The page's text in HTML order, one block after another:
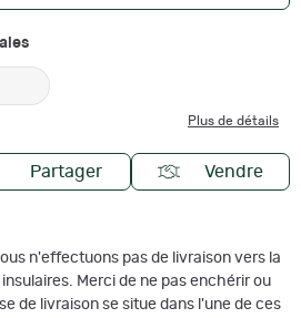
Plus de détails
Partager Vendre
n'effectuons pas de livraison vers la
Merci de ne pas enchérir ou
de livraison se situe dans l'une de ces